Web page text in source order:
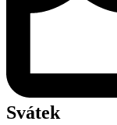
Svátek